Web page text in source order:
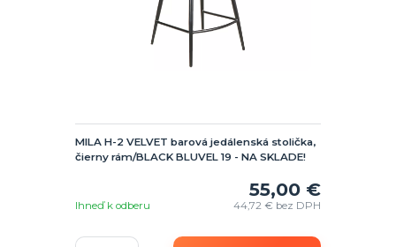
MILA H-2 VELVET barová jedálenská stolička,
čierny rám/BLACK BLUVEL 19 - NA SKLADE!
55,00 €
44,72 € bez DPH
Ihneď k odberu